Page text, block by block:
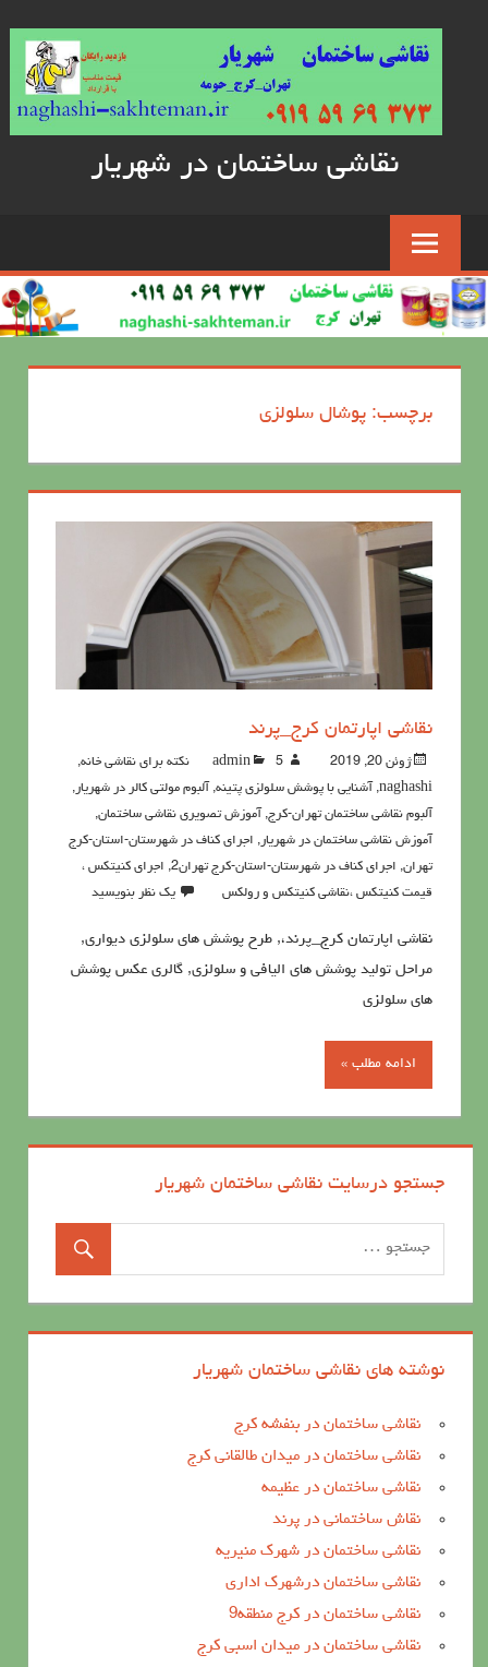
نقاشی ساختمان در شهریار
برچسب: پوشال سلولزی
نقاشی اپارتمان کرج_پرند
ژوئن 20, 2019 admin 5نکته برای نقاشی خانه
,
naghashi
, آشنايي با پوشش سلولزي پتينه, آلبوم مولتی کالر در شهریار,
آلبوم نقاشی ساختمان تهران-کرج, آموزش تصویری نقاشی ساختمان,
آموزش نقاشی ساختمان در شهریار, اجرای کناف در شهرستان-استان-کرج
تهران, اجرای کناف در شهرستان-استان-کرج تهران2 , اجرای کنیتکس ،
قیمت کنیتکس ،نقاشي كنيتكس و رولكس
یک نظر بنویسید
نقاشی اپارتمان کرج_پرند،, طرح پوشش های سلولزی دیواری,
مراحل تولید پوشش های الیافی و سلولزی, گالری عکس پوشش
های سلولزی
ادامه مطلب »
جستجو درسایت نقاشی ساختمان شهریار
نوشته های نقاشی ساختمان شهریار
نقاشی ساختمان در بنفشه کرج
نقاشی ساختمان در میدان طالقانی کرج
نقاشی ساختمان در عظیمه
نقاش ساختمانی در پرند
نقاشی ساختمان در شهرک منیریه
نقاشی ساختمان درشهرک اداری
نقاشی ساختمان در کرج منطقه9
نقاشی ساختمان در میدان اسبی کرج